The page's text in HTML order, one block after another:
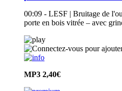
00:09 - LESF | Bruitage de
porte en bois vitrée – avec
MP3 2,40€